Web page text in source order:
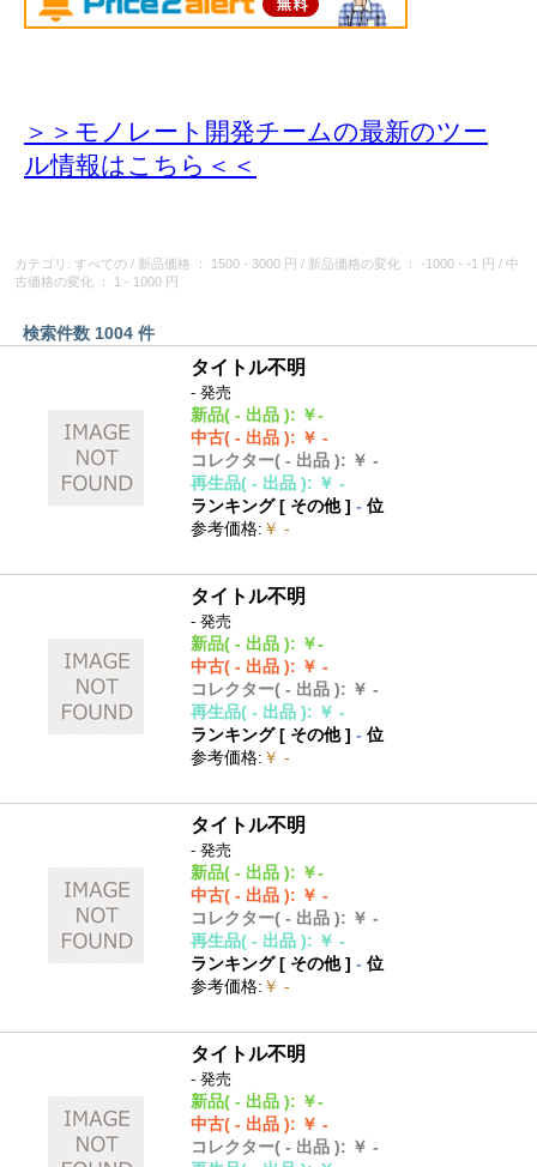
＞＞モノレート開発チームの最新のツー
ル情報はこちら＜＜
カテゴリ: すべての / 新品価格 ： 1500 - 3000 円 / 新品価格の変化 ： -1000 - -1 円 / 中
古価格の変化
： 1 - 1000 円
検索件数 1004 件
タイトル不明
- 発売
新品( - 出品 ): ￥-
中古( - 出品 ): ￥ -
コレクター( - 出品 ): ￥ -
再生品( - 出品 ): ￥ -
ランキング [ その他]- 位
参考価格: ￥ -
タイトル不明
- 発売
新品( - 出品 ): ￥-
中古( - 出品 ): ￥ -
コレクター( - 出品 ): ￥ -
再生品( - 出品 ): ￥ -
ランキング [ その他]- 位
参考価格: ￥ -
タイトル不明
- 発売
新品( - 出品 ): ￥-
中古( - 出品 ): ￥ -
コレクター( - 出品 ): ￥ -
再生品( - 出品 ): ￥ -
ランキング [ その他]- 位
参考価格: ￥ -
タイトル不明
- 発売
新品( - 出品 ): ￥-
中古( - 出品 ): ￥ -
コレクター( - 出品 ): ￥ -